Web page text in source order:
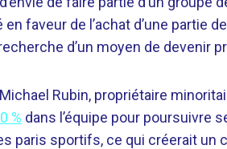
faveur de l’achat d’une partie
d’un moyen de devenir
Rubin, propriétaire
% dans l’équipe pour poursuivre
paris sportifs, ce qui créerait un